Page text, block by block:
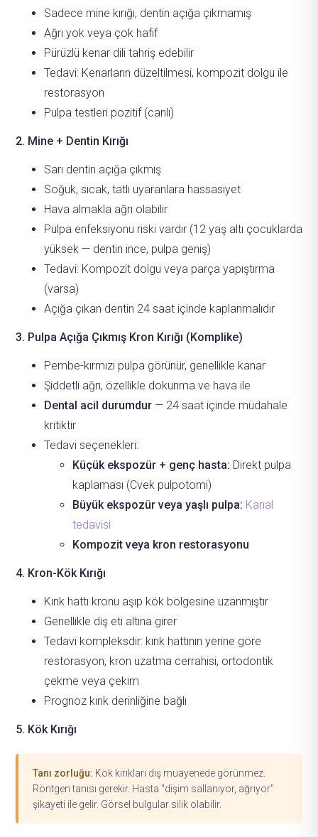
Sadece mine kırığı, dentin açığa çıkmamış
Ağrı yok veya çok hafif
Pürüzlü kenar dili tahriş edebilir
Tedavi: Kenarların düzeltilmesi, kompozit dolgu ile
restorasyon
Pulpa testleri pozitif (canlı)
2. Mine + Dentin Kırığı
Sarı dentin açığa çıkmış
Soğuk, sıcak, tatlı uyaranlara hassasiyet
Hava almakla ağrı olabilir
Pulpa enfeksiyonu riski vardır (12 yaş altı çocuklarda
yüksek — dentin ince, pulpa geniş)
Tedavi: Kompozit dolgu veya parça yapıştırma
(varsa)
Açığa çıkan dentin 24 saat içinde kaplanmalıdır
3. Pulpa Açığa Çıkmış Kron Kırığı (Komplike)
Pembe-kırmızı pulpa görünür, genellikle kanar
Şiddetli ağrı, özellikle dokunma ve hava ile
Dental acil durumdur — 24 saat içinde müdahale
kritiktir
Tedavi seçenekleri:
Küçük ekspozür + genç hasta: Direkt pulpa
kaplaması (Cvek pulpotomi)
Büyük ekspozür veya yaşlı pulpa: Kanal
tedavisi
Kompozit veya kron restorasyonu
4. Kron-Kök Kırığı
Kırık hattı kronu aşıp kök bölgesine uzanmıştır
Genellikle diş eti altına girer
Tedavi kompleksdir: kırık hattının yerine göre
restorasyon, kron uzatma cerrahisi, ortodontik
çekme veya çekim
Prognoz kırık derinliğine bağlı
5. Kök Kırığı
Tanı zorluğu: Kök kırıkları dış muayenede görünmez.
Röntgen tanısı gerekir. Hasta "dişim sallanıyor, ağrıyor"
şikayeti ile gelir. Görsel bulgular silik olabilir.